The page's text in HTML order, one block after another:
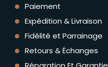
Paiement
Expédition & Livraison
Fidélité et Parrainage
Retours & Échanges